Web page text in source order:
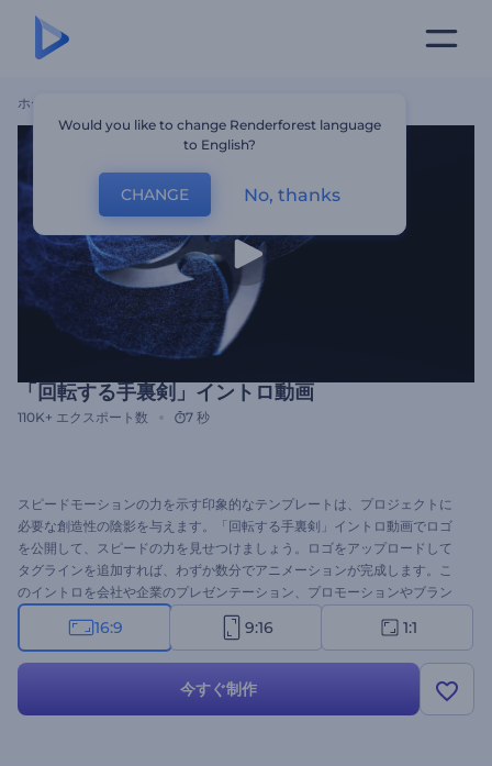
ホーム
「回転する手裏剣」イントロ動画
110K+ エクスポート数 7 秒
スピードモーションの力を示す印象的なテンプレートは、プロジェクトに
必要な創造性の陰影を与えます。「回転する手裏剣」イントロ動画でロゴ
を公開して、スピードの力を見せつけましょう。ロゴをアップロードして
タグラインを追加すれば、わずか数分でアニメーションが完成します。こ
のイントロを会社や企業のプレゼンテーション、プロモーションやブラン
ドプロジェクト、企業紹介などのプロジェクトのオープニング動画として
使用してください。今すぐお試しください！
16:9 9:16 1:1
今すぐ制作
Would you like to change Renderforest language
to English?
CHANGE No, thanks